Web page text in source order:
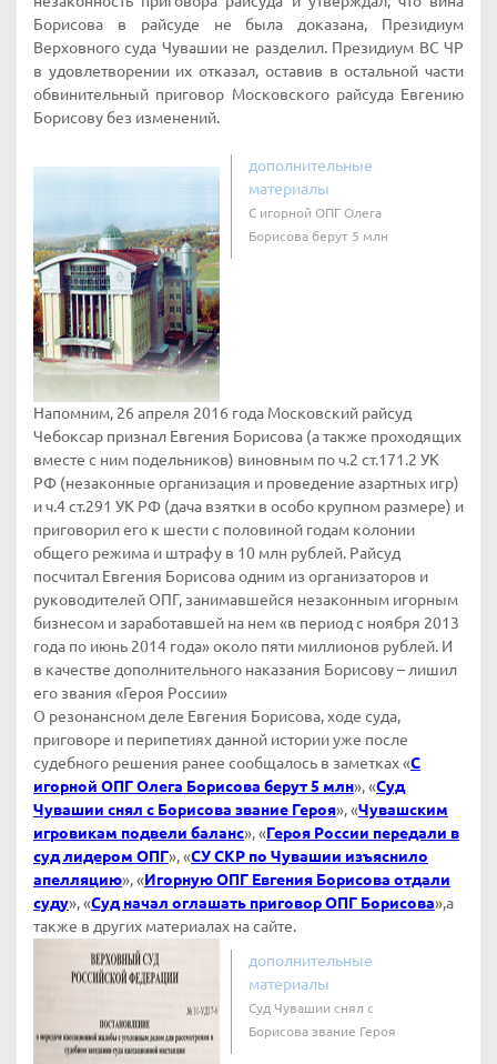
Борисова в райсуде не была доказана, Президиум
Верховного суда Чувашии не разделил. Президиум ВС ЧР
в удовлетворении их отказал, оставив в остальной части
обвинительный приговор Московского райсуда Евгению
Борисову без изменений.
дополнительные
материалы
C игорной ОПГ Олега
Борисова берут 5 млн
Напомним, 26 апреля 2016 года Московский райсуд
Чебоксар признал Евгения Борисова (а также проходящих
вместе с ним подельников) виновным по ч.2 ст.171.2 УК
РФ (незаконные организация и проведение азартных игр)
и ч.4 ст.291 УК РФ (дача взятки в особо крупном размере) и
приговорил его к шести с половиной годам колонии
общего режима и штрафу в 10 млн рублей. Райсуд
посчитал Евгения Борисова одним из организаторов и
руководителей ОПГ, занимавшейся незаконным игорным
бизнесом и заработавшей на нем «в период с ноября 2013
года по июнь 2014 года» около пяти миллионов рублей. И
в качестве дополнительного наказания Борисову – лишил
его звания «Героя России»
О резонансном деле Евгения Борисова, ходе суда,
приговоре и перипетиях данной истории уже после
судебного решения ранее сообщалось в заметках «C
игорной ОПГ Олега Борисова берут 5 млн», «Суд
Чувашии снял с Борисова звание Героя», «Чувашским
игровикам подвели баланс», «Героя России передали в
суд лидером ОПГ», «СУ СКР по Чувашии изъяснило
апелляцию», «Игорную ОПГ Евгения Борисова отдали
суду», «Суд начал оглашать приговор ОПГ Борисова»,а
также в других материалах на сайте.
дополнительные
материалы
Суд Чувашии снял с
Борисова звание Героя